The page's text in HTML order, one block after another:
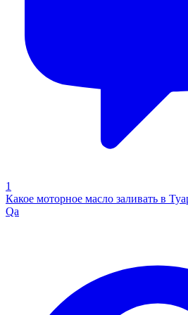
1
Какое моторное масло заливать в
Qa